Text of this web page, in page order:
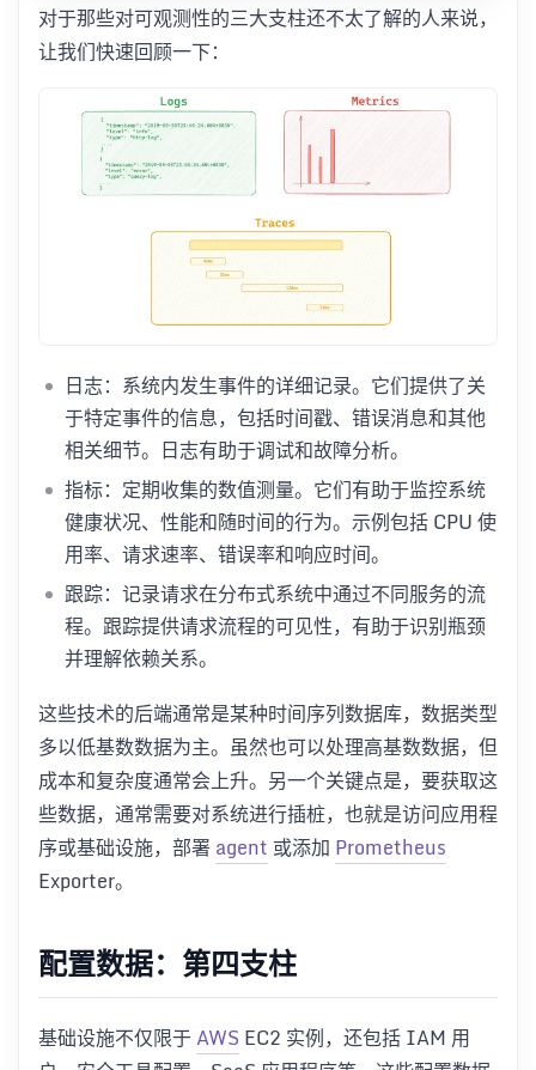
对于那些对可观测性的三大支柱还不太了解的人来说，
让我们快速回顾一下：
日志：系统内发生事件的详细记录。它们提供了关
于特定事件的信息，包括时间戳、错误消息和其他
相关细节。日志有助于调试和故障分析。
指标：定期收集的数值测量。它们有助于监控系统
健康状况、性能和随时间的行为。示例包括 CPU 使
用率、请求速率、错误率和响应时间。
跟踪：记录请求在分布式系统中通过不同服务的流
程。跟踪提供请求流程的可见性，有助于识别瓶颈
并理解依赖关系。
这些技术的后端通常是某种时间序列数据库，数据类型
多以低基数数据为主。虽然也可以处理高基数数据，但
成本和复杂度通常会上升。另一个关键点是，要获取这
些数据，通常需要对系统进行插桩，也就是访问应用程
序或基础设施，部署agent 或添加 Prometheus
Exporter。
配置数据：第四支柱
基础设施不仅限于AWS EC2 实例，还包括 IAM 用